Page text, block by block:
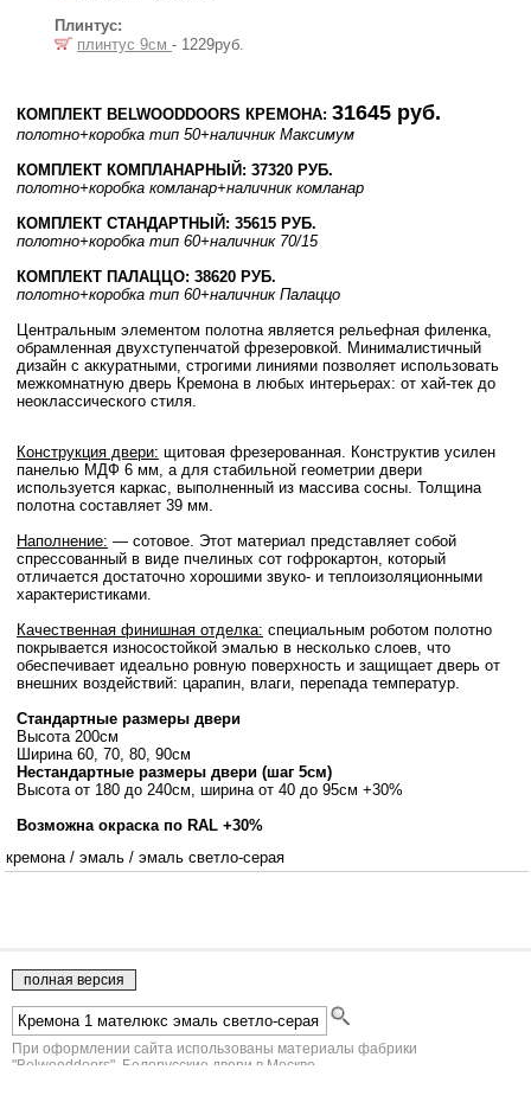
Плинтус:
плинтус 9см - 1229руб.
КОМПЛЕКТ BELWOODDOORS КРЕМОНА: 31645 руб.
полотно+коробка тип 50+наличник Максимум
КОМПЛЕКТ КОМПЛАНАРНЫЙ: 37320 РУБ.
полотно+коробка комланар+наличник комланар
КОМПЛЕКТ СТАНДАРТНЫЙ: 35615 РУБ.
полотно+коробка тип 60+наличник 70/15
КОМПЛЕКТ ПАЛАЦЦО: 38620 РУБ.
полотно+коробка тип 60+наличник Палаццо
Центральным элементом полотна является рельефная филенка,
обрамленная двухступенчатой фрезеровкой. Минималистичный
дизайн с аккуратными, строгими линиями позволяет использовать
межкомнатную дверь Кремона в любых интерьерах: от хай-тек до
неоклассического стиля.
Конструкция двери: щитовая фрезерованная. Конструктив усилен
панелью МДФ 6 мм, а для стабильной геометрии двери
используется каркас, выполненный из массива сосны. Толщина
полотна составляет 39 мм.
Наполнение: — сотовое. Этот материал представляет собой
спрессованный в виде пчелиных сот гофрокартон, который
отличается достаточно хорошими звуко- и теплоизоляционными
характеристиками.
Качественная финишная отделка: специальным роботом полотно
покрывается износостойкой эмалью в несколько слоев, что
обеспечивает идеально ровную поверхность и защищает дверь от
внешних воздействий: царапин, влаги, перепада температур.
Стандартные размеры двери
Высота 200см
Ширина 60, 70, 80, 90см
Нестандартные размеры двери (шаг 5см)
Высота от 180 до 240см, ширина от 40 до 95см +30%
Возможна окраска по RAL +30%
кремона/ эмаль / эмаль светло-серая
При оформлении сайта использованы материалы фабрики
"Belwooddoors". Белорусские двери в Москве.